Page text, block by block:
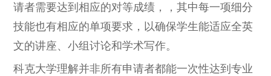
请者需要达到相应的对等成绩，，其中每一项细分
技能也有相应的单项要求，以确保学生能适应全英
文的讲座、小组讨论和学术写作。
科克大学理解并非所有申请者都能一次性达到专业